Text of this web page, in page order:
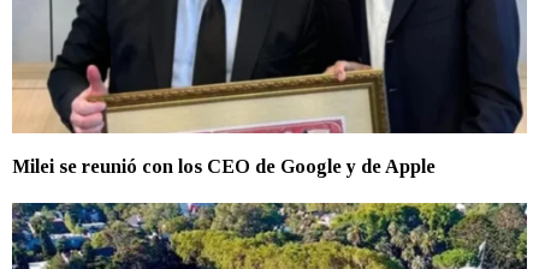
Milei se reunió con los CEO de Google y de Apple